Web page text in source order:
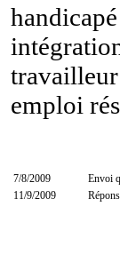
handicapé
emploi
7/8/2009
Envoi
11/9/2009